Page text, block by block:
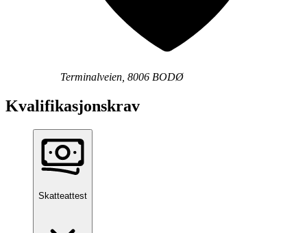
Terminalveien, 8006 BODØ
Kvalifikasjonskrav
Skatteattest